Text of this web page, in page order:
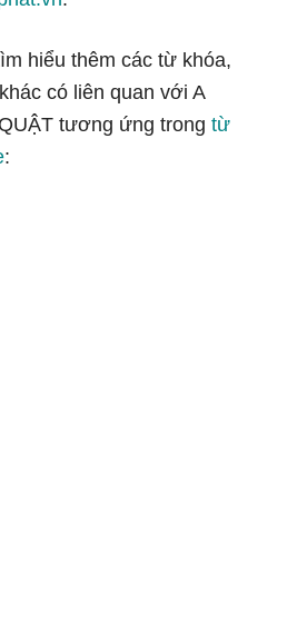
hiểu thêm các từ khóa,
có liên quan với A
tương ứng trongtừ
: